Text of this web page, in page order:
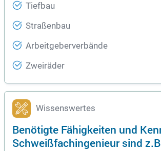
Tiefbau
Straßenbau
Arbeitgeberverbände
Zweiräder
Wissenswertes
Benötigte Fähigkeiten und
Schweißfachingenieur sind